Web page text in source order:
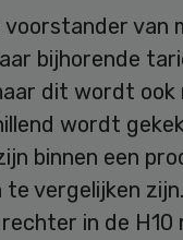
van
bijhorende
dit wordt
wordt
binnen een
te vergelijken
in de H10